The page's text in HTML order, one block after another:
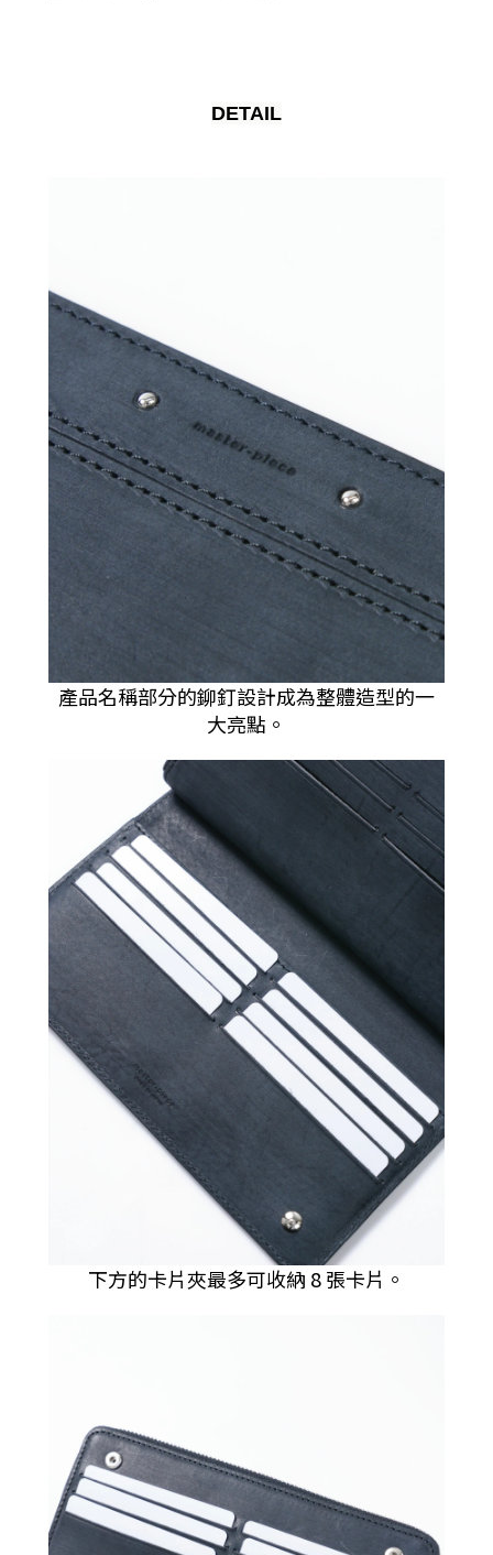
DETAIL
產品名稱部分的鉚釘設計成為整體造型的一
大亮點。
下方的卡片夾最多可收納 8 張卡片。